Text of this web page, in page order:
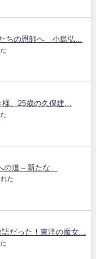
ちの恩師へ 小島弘...
、25歳の久保建...
道 – 新たな...
た
だった！東洋の魔女...